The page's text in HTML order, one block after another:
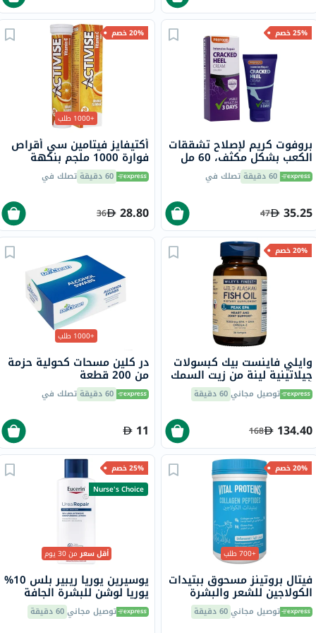
25% خصم
بروفوت كريم لإصلاح تشققات
الكعب بشكل مكثف، 60 مل
60 دقيقة تصلك في
35.25
47
20% خصم
+1000 طلب
أكتيفايز فيتامين سي أقراص
فوارة 1000 ملجم بنكهة
البرتقال حزمة من 20
60 دقيقة تصلك في
28.80
36
20% خصم
وايلي فاينست بيك كبسولات
جيلاتينية لينة من زيت السمك
أوميغا 3 بتركيز 1000 ملجم
من حمض إيكوسابنتينويك
توصيل مجاني60 دقيقة
134.40
168
+1000 طلب
در كلين مسحات كحولية حزمة
من 200 قطعة
60 دقيقة تصلك في
11
20% خصم
+700 طلب
فيتال بروتينز مسحوق ببتيدات
الكولاجين للشعر والبشرة
والأظافر 284 جرامتوصيل مجاني60 دقيقة
25% خصم
Nurse's Choice
أقل سعرمن 30 يوم
يوسيرين يوريا ريبير بلس 10%
يوريا لوشن للبشرة الجافة
والخشنة 250 ملتوصيل مجاني60 دقيقة